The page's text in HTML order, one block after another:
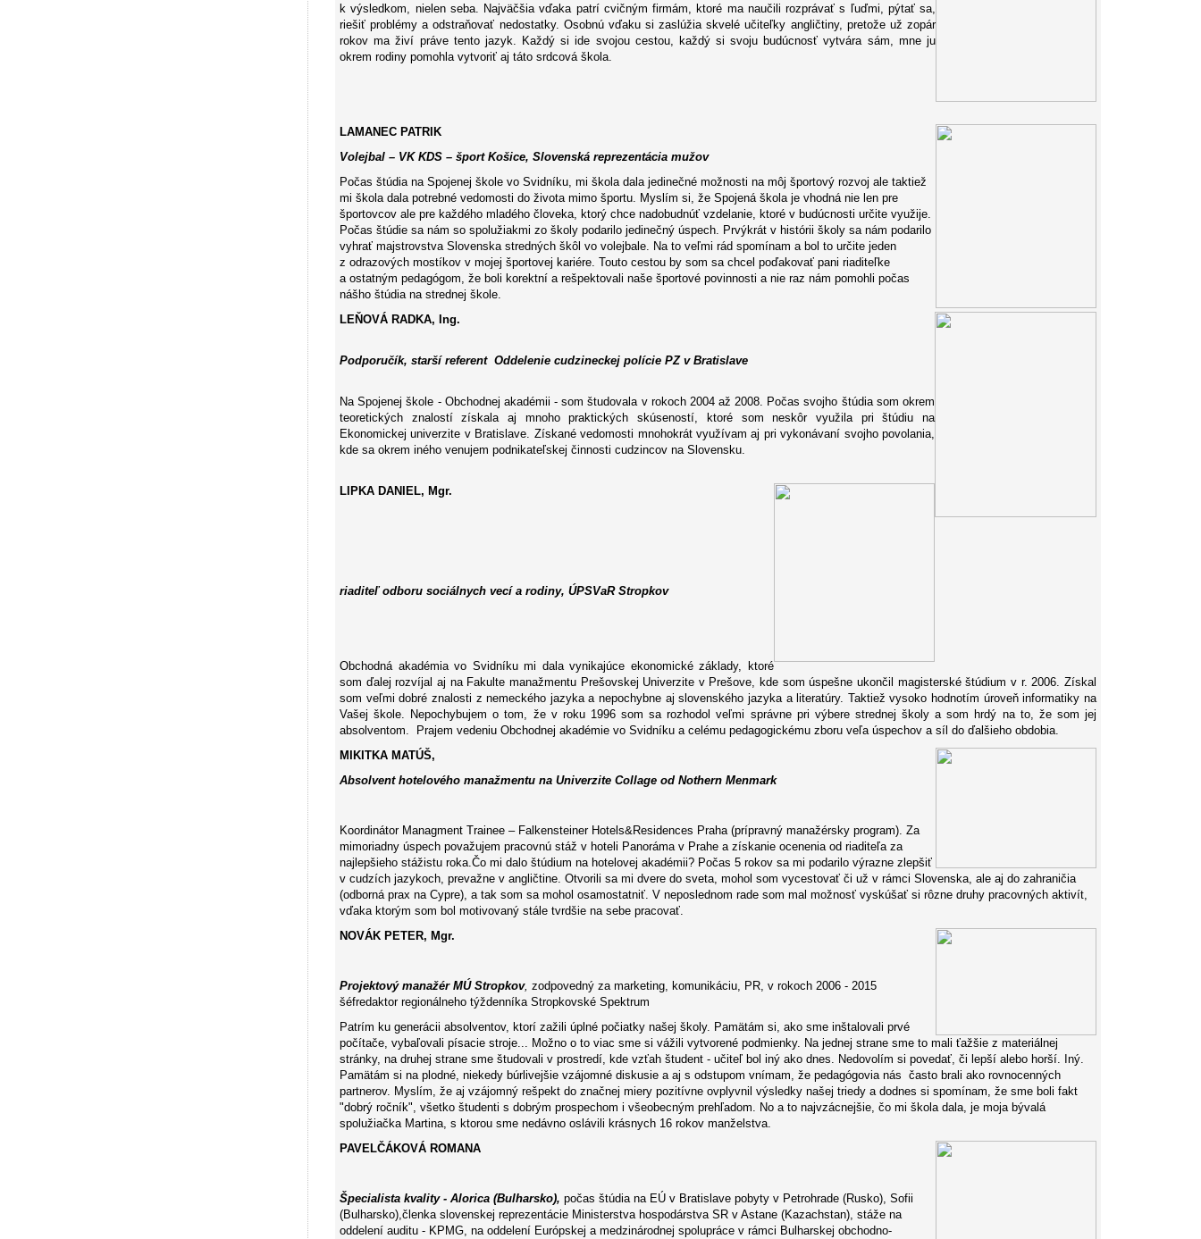
k výsledkom, nielen seba. Najväčšia vďaka patrí cvičným firmám, ktoré ma naučili rozprávať s ľuďmi, pýtať sa,
riešiť problémy a odstraňovať nedostatky. Osobnú vďaku si zaslúžia skvelé učiteľky angličtiny, pretože už zopár
rokov ma živí práve tento jazyk. Každý si ide svojou cestou, každý si svoju budúcnosť vytvára sám, mne ju
okrem rodiny pomohla vytvoriť aj táto srdcová škola.
LAMANEC PATRIK
Volejbal – VK KDS – šport Košice, Slovenská reprezentácia mužov
Počas štúdia na Spojenej škole vo Svidníku, mi škola dala jedinečné možnosti na môj športový rozvoj ale taktiež
mi škola dala potrebné vedomosti do života mimo športu. Myslím si, že Spojená škola je vhodná nie len pre
športovcov ale pre každého mladého človeka, ktorý chce nadobudnúť vzdelanie, ktoré v budúcnosti určite využije.
Počas štúdie sa nám so spolužiakmi zo školy podarilo jedinečný úspech. Prvýkrát v histórii školy sa nám podarilo
vyhrať majstrovstva Slovenska stredných škôl vo volejbale. Na to veľmi rád spomínam a bol to určite jeden
z odrazových mostíkov v mojej športovej kariére. Touto cestou by som sa chcel poďakovať pani riaditeľke
a ostatným pedagógom, že boli korektní a rešpektovali naše športové povinnosti a nie raz nám pomohli počas
nášho štúdia na strednej škole.
LEŇOVÁ RADKA, Ing.
Podporučík, starší referent Oddelenie cudzineckej polície PZv Bratislave
Na Spojenej škole - Obchodnej akadémii - som študovala v rokoch 2004 až 2008. Počas svojho štúdia som okrem
teoretických znalostí získala aj mnoho praktických skúseností, ktoré som neskôr využila pri štúdiu na
Ekonomickej univerzite v Bratislave. Získané vedomosti mnohokrát využívam aj pri vykonávaní svojho povolania,
kde sa okrem iného venujem podnikateľskej činnosti cudzincov na Slovensku.
LIPKA DANIEL, Mgr.
riaditeľ odboru sociálnych vecí a rodiny, ÚPSVaR Stropkov
Obchodná akadémia vo Svidníku mi dala vynikajúce ekonomické základy, ktoré
som ďalej rozvíjal aj na Fakulte manažmentu Prešovskej Univerzite v Prešove, kde som úspešne ukončil magisterské štúdium v r. 2006. Získal
som veľmi dobré znalosti z nemeckého jazyka a nepochybne aj slovenského jazyka a literatúry. Taktiež vysoko hodnotím úroveň informatiky na
Vašej škole. Nepochybujem o tom, že v roku 1996 som sa rozhodol veľmi správne pri výbere strednej školy a som hrdý na to, že som jej
absolventom. Prajem vedeniu Obchodnej akadémie vo Svidníku a celému pedagogickému zboru veľa úspechov a síl do ďalšieho obdobia.
MIKITKA MATÚŠ,
Absolvent hotelového manažmentu na Univerzite Collage od Nothern Menmark
Koordinátor Managment Trainee – Falkensteiner Hotels&Residences Praha (prípravný manažérsky program). Za
mimoriadny úspech považujem pracovnú stáž v hoteli Panoráma v Prahe a získanie ocenenia od riaditeľa za
najlepšieho stážistu roka.Čo mi dalo štúdium na hotelovej akadémii? Počas 5 rokov sa mi podarilo výrazne zlepšiť
v cudzích jazykoch, prevažne v angličtine. Otvorili sa mi dvere do sveta, mohol som vycestovať či už v rámci Slovenska, ale aj do zahraničia
(odborná prax na Cypre), a tak som sa mohol osamostatniť. V neposlednom rade som mal možnosť vyskúšať si rôzne druhy pracovných aktivít,
vďaka ktorým som bol motivovaný stále tvrdšie na sebe pracovať.
NOVÁK PETER, Mgr.
Projektový manažér MÚ Stropkov, zodpovedný za marketing, komunikáciu, PR, v rokoch 2006 - 2015
šéfredaktor regionálneho týždenníka Stropkovské Spektrum
Patrím ku generácii absolventov, ktorí zažili úplné počiatky našej školy. Pamätám si, ako sme inštalovali prvé
počítače, vybaľovali písacie stroje... Možno o to viac sme si vážili vytvorené podmienky. Na jednej strane sme to mali ťažšie z materiálnej
stránky, na druhej strane sme študovali v prostredí, kde vzťah študent - učiteľ bol iný ako dnes. Nedovolím si povedať, či lepší alebo horší. Iný.
Pamätám si na plodné, niekedy búrlivejšie vzájomné diskusie a aj s odstupom vnímam, že pedagógovia nás často brali ako rovnocenných
partnerov. Myslím, že aj vzájomný rešpekt do značnej miery pozitívne ovplyvnil výsledky našej triedy a dodnes si spomínam, že sme boli fakt
"dobrý ročník", všetko študenti s dobrým prospechom i všeobecným prehľadom. No a to najvzácnejšie, čo mi škola dala, je moja bývalá
spolužiačka Martina, s ktorou sme nedávno oslávili krásnych 16 rokov manželstva.
PAVELČÁKOVÁ ROMANA
Špecialista kvality - Alorica (Bulharsko), počas štúdia na EÚ v Bratislave pobyty v Petrohrade (Rusko), Sofii
(Bulharsko),členka slovenskej reprezentácie Ministerstva hospodárstva SR v Astane (Kazachstan), stáže na
oddelení auditu - KPMG, na oddelení Európskej a medzinárodnej spolupráce v rámci Bulharskej obchodno-